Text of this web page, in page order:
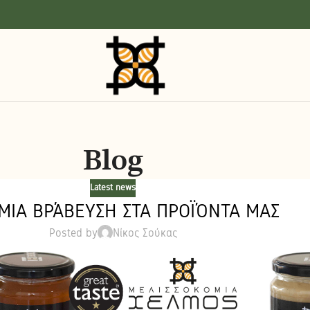
Blog
Latest news
ΒΡΆΒΕΥΣΗ ΣΤΑ ΠΡΟΪΌΝΤΑ ΜΑΣ
Posted by Νίκος Σούκας